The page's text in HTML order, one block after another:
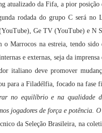
atualizado da Fifa, a pior
rodada do grupo C será
Ge TV (YouTube) e N
o Marrocos na estreia, tendo
e externas, seja da
italiano deve promover
para a Filadélfia, focado na fase
no equilíbrio e na qualidade
jogadores de força e potência.
da Seleção Brasileira, na